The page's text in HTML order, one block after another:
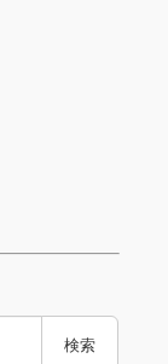
検索